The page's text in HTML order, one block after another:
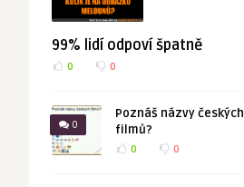
99% lidí odpoví špatně
0 0
0
Poznáš názvy českých
filmů?
0 0